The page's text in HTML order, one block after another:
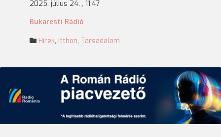
2025. július 24. , 11:47
Bukaresti Rádió
Hírek, Itthon, Társadalom